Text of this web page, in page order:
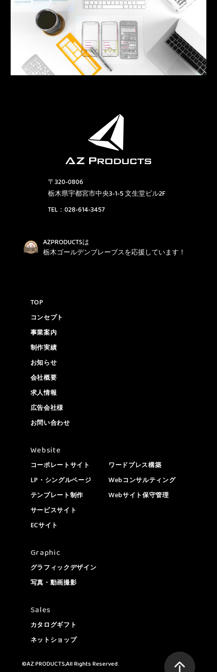
〒320-0806
栃木県宇都宮市中央3-1-5 文生堂ビル2F
TEL： 028-614-3457
AZPRODUCTSは
栃木ゴールデンブレーブスを応援しています！
TOP
コンセプト
事業案内
制作実績
お知らせ
会社概要
求人情報
広告会社様
お問い合わせ
Website
コーポレートサイト
LP・シングルページ
テンプレート制作
サービスサイト
ECサイト
ワードプレス構築
Webコンサルティング
Webサイト保守管理
Graphic
グラフィックデザイン
写真・動画撮影
Sales
カタログギフト
ネットショップ
©AZ PRODUCTS,All Rights Reserved.